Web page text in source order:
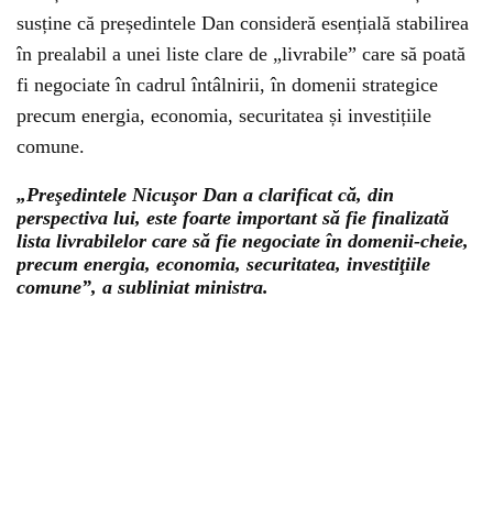
susține că președintele Dan consideră esențială stabilirea
în prealabil a unei liste clare de „livrabile” care să poată
fi negociate în cadrul întâlnirii, în domenii strategice
precum energia, economia, securitatea și investițiile
comune.
„Preşedintele Nicuşor Dan a clarificat că, din
perspectiva lui, este foarte important să fie finalizată
lista livrabilelor care să fie negociate în domenii-cheie,
precum energia, economia, securitatea, investiţiile
comune”, a subliniat ministra.